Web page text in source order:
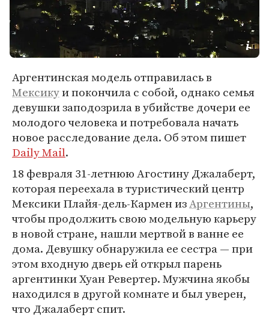
Аргентинская модель отправилась в
Мексикуи покончила с собой, однако семья
девушки заподозрила в убийстве дочери ее
молодого человека и потребовала начать
новое расследование дела. Об этом пишет
Daily Mail.
18 февраля 31-летнюю Агостину Джалаберт,
которая переехала в туристический центр
Мексики Плайя-дель-Кармен изАргентины,
чтобы продолжить свою модельную карьеру
в новой стране, нашли мертвой в ванне ее
дома. Девушку обнаружила ее сестра — при
этом входную дверь ей открыл парень
аргентинки Хуан Ревертер. Мужчина якобы
находился в другой комнате и был уверен,
что Джалаберт спит.